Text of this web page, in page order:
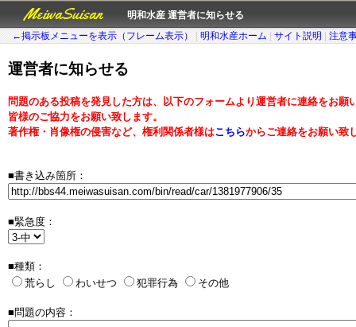
MeiwaSuisan
明和水産 運営者に知らせる
←掲示板メニューを表示（フレーム表示）
明和水産ホーム サイト説明 注意
運営者に知らせる
問題のある投稿を発見した方は、以下のフォームより運営者に連絡をお願
皆様のご協力をお願い致します。
著作権・肖像権の侵害など、権利関係者様はこちらからご連絡をお願い致
■書き込み箇所：
■緊急度：
■種類：
荒らし
わいせつ 犯罪行為 その他
■問題の内容：